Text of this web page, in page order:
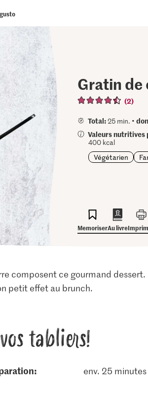
Gratin de
(2)
Total:25 min. •
Valeurs nutritives
400 kcal
Végétarien
MemoriserAu livre
composent ce gourmand
petit effet au brunch.
tabliers!
env. 25 minutes